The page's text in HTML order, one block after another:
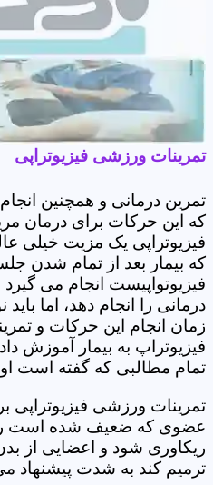
تمرینات ورزشی فیزیوتراپی
تمرین درمانی و همچنین
که این حرکات برای درمان
فیزیوتراپی یک مزیت خیلی
که بیمار بعد از تمام شدن
فیزیوتواپیست انجام می
درمانی را انجام دهد، اما
زمان انجام این حرکات و
فیزیوتراپ به بیمار آموزش
تمام مطالبی که گفته است او
تمرینات ورزشی فیزیوتراپی
عضوی که ضعیف شده است
ریکاوری شود و اعضایی از
ترمیم کند به شدت پیشنهاد